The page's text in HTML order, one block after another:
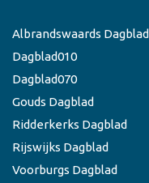
Albrandswaards Dagblad
Dagblad010
Dagblad070
Gouds Dagblad
Ridderkerks Dagblad
Rijswijks Dagblad
Voorburgs Dagblad